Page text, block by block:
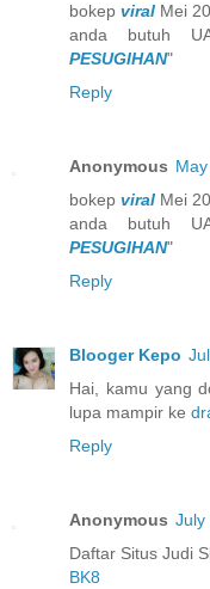
bokep viral Mei
anda butuh
PESUGIHAN"
Reply
Anonymous
bokep viral Mei
anda butuh
PESUGIHAN"
Reply
Blooger Kepo
Hai, kamu yang
lupa mampir ke
Reply
Anonymous July
Daftar Situs Judi
BK8